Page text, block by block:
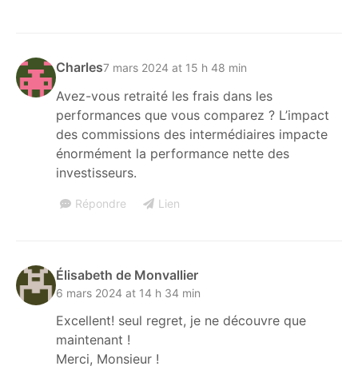
Charles7 mars 2024 at 15 h 48 min
Avez-vous retraité les frais dans les
performances que vous comparez ? L’impact
des commissions des intermédiaires impacte
énormément la performance nette des
investisseurs.
Répondre Lien
Élisabeth de Monvallier
6 mars 2024 at 14 h 34 min
Excellent! seul regret, je ne découvre que
maintenant !
Merci, Monsieur !